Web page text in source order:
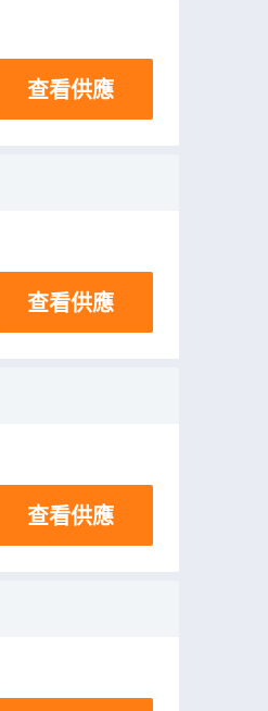
查看供應
查看供應
查看供應